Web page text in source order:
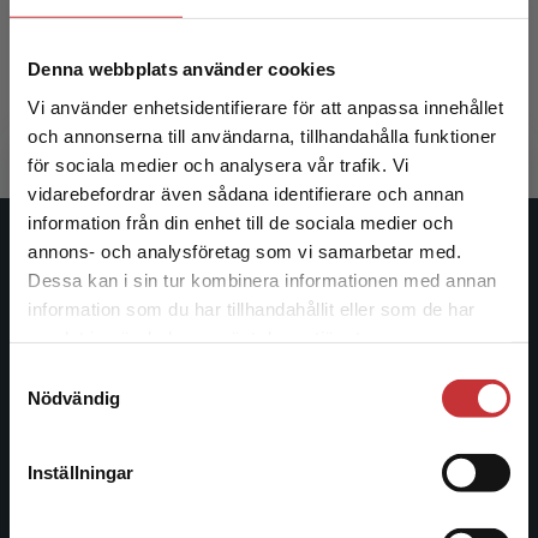
Denna webbplats använder cookies
Vi använder enhetsidentifierare för att anpassa innehållet
och annonserna till användarna, tillhandahålla funktioner
för sociala medier och analysera vår trafik. Vi
vidarebefordrar även sådana identifierare och annan
information från din enhet till de sociala medier och
annons- och analysföretag som vi samarbetar med.
Dessa kan i sin tur kombinera informationen med annan
information som du har tillhandahållit eller som de har
Nödvändig
Inställningar
Begränsad fraktregion
Det verkar som att du besöker
studentlitteratur.se via en enhet utanför Sverige.
Vi erbjuder inte leveranser utanför Sverige. För
att kunna slutföra ett köp måste
Stern Frisenfelds, C - Santiago
371 krinkl. moms
Exkl. moms: 350 kr
Exkl.
Studentlitteratur
Studentlitteratur grundades 1963 och är idag Sveriges
ledande utbildningsförlag. Med läromedel, kurslitteratur,
informationstjänster i utbudet, finns Studentlitteratur med